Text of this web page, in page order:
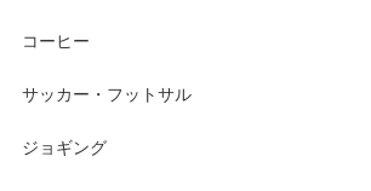
コーヒー
サッカー・フットサル
ジョギング